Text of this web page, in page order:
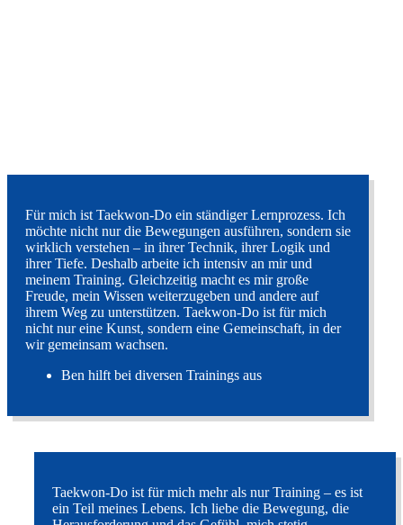
Für mich ist Taekwon-Do ein ständiger Lernprozess. Ich
möchte nicht nur die Bewegungen ausführen, sondern sie
wirklich verstehen – in ihrer Technik, ihrer Logik und
ihrer Tiefe. Deshalb arbeite ich intensiv an mir und
meinem Training. Gleichzeitig macht es mir große
Freude, mein Wissen weiterzugeben und andere auf
ihrem Weg zu unterstützen. Taekwon-Do ist für mich
nicht nur eine Kunst, sondern eine Gemeinschaft, in der
wir gemeinsam wachsen.
Ben hilft bei diversen Trainings aus
Taekwon-Do ist für mich mehr als nur Training – es ist
ein Teil meines Lebens. Ich liebe die Bewegung, die